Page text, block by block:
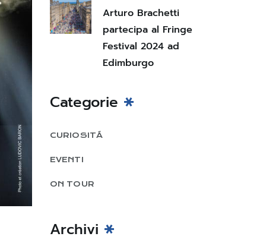
Arturo Brachetti
partecipa al Fringe
Festival 2024 ad
Edimburgo
Categorie
CURIOSITÁ
EVENTI
ON TOUR
Archivi